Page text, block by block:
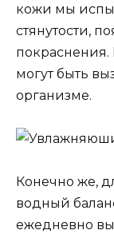
кожи мы
стянутости,
могут быть
организме.
Конечно же,
водный
ежедневно